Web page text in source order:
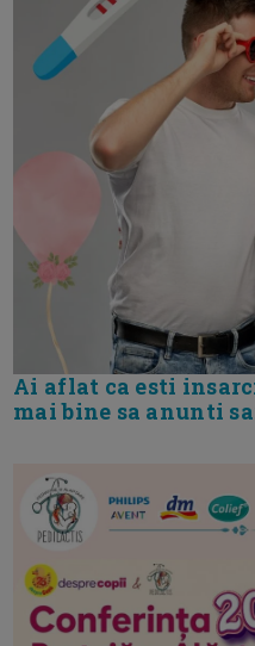
Ai aflat ca esti
mai bine sa anunti